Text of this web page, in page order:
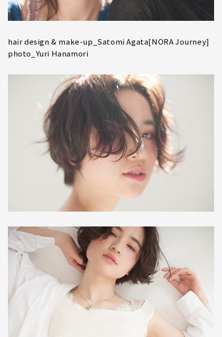
hair design & make-up_Satomi Agata[NORA Journey]
photo_Yuri Hanamori